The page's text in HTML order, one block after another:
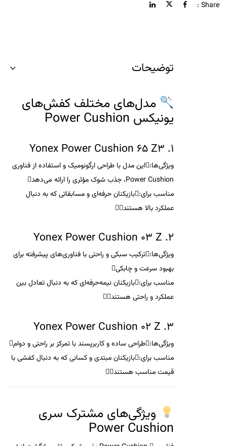
Share :
توضیحات
مدل‌های مختلف کفش‌های
یونیکس Power Cushion
1.
Yonex Power Cushion 65 Z3
ویژگی‌ها :این مدل با طراحی ارگونومیک و استفاده از فناوری
Power Cushion، جذب شوک مؤثری را ارائه می‌دهد
مناسب برای :بازیکنان حرفه‌ای و مسابقاتی که به دنبال
عملکرد بالا هستند
2.
Yonex Power Cushion 03 Z
ویژگی‌ها :ترکیب سبکی و راحتی با فناوری‌های پیشرفته برای
بهبود سرعت و چابکی
مناسب برای :بازیکنان نیمه‌حرفه‌ای که به دنبال تعادل بین
عملکرد و راحتی هستند
3.
Yonex Power Cushion 02 Z
ویژگی‌ها:طراحی ساده و کاربرپسند با تمرکز بر راحتی و دوام
مناسب برای :بازیکنان مبتدی و کسانی که به دنبال کفشی با
قیمت مناسب هستند
ویژگی‌های مشترک سری
Power Cushion